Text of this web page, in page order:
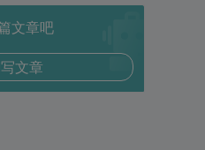
文章吧
文章